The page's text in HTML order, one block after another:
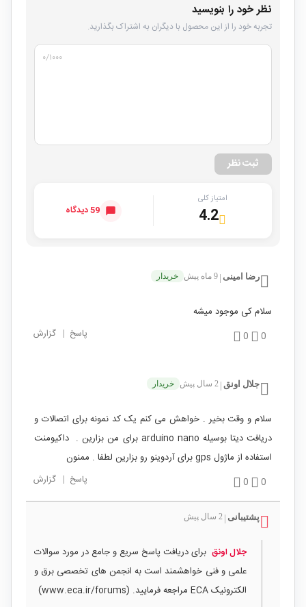
نظر خود را بنویسید
تجربه خود را از این محصول با دیگران به اشتراک بگذارید.
۰/۱۰۰۰
ثبت نظر
امتیاز کلی
4.2 59 دیدگاه
رضا امینی 9 ماه پیش خریدار
سلام کی موجود میشه
0
0 پاسخ | گزارش
جلال اونق 2 سال پیش خریدار
سلام و وقت بخیر . خواهش می کنم یک کد نمونه برای اتصالات و
دریافت دیتا بوسیله arduino nano برای من بزارین . داکیومنت
استفاده از ماژول gps برای آردوینو رو بزارین لطفا . ممنون
0
0 پاسخ | گزارش
پشتیبانی 2 سال پیش
جلال اونق برای دریافت پاسخ سریع و جامع در مورد سوالات
علمی و فنی خواهشمند است به انجمن های تخصصی برق و
الکترونیک ECA مراجعه فرمایید. (www.eca.ir/forums)